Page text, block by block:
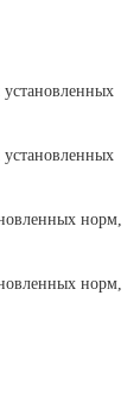
норм, 2
норм, 1